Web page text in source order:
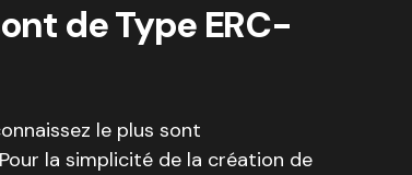
de Type ERC-
le plus sont
la simplicité de la création de